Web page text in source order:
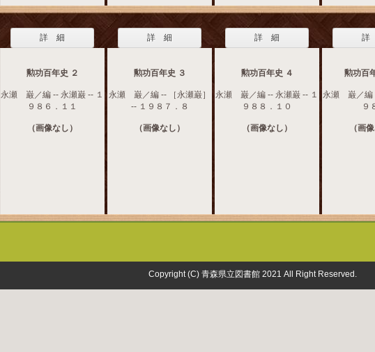
詳 細
勲功百年史 ２
永瀬 巌／編 -- 永瀬巌 -- １
９８６．１１
（画像なし）
詳 細
勲功百年史 ３
永瀬 巌／編 -- ［永瀬巌］
-- １９８７．８
（画像なし）
詳 細
勲功百年史 ４
永瀬 巌／編 -- 永瀬巌 -- １
９８８．１０
（画像なし）
詳
勲功百
永瀬 巌／編
９
（画
Copyright (C) 青森県立図書館 2021 All Right Reserved.